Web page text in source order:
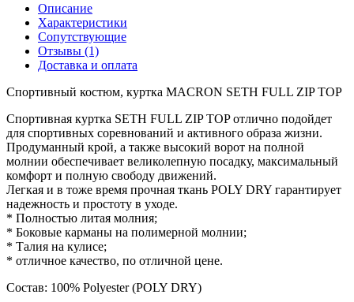
Описание
Характеристики
Сопутствующие
Отзывы (1)
Доставка и оплата
Спортивный костюм, куртка MACRON SETH FULL ZIP TOP
Спортивная куртка SETH FULL ZIP TOP отлично подойдет
для спортивных соревнований и активного образа жизни.
Продуманный крой, а также высокий ворот на полной
молнии обеспечивает великолепную посадку, максимальный
комфорт и полную свободу движений.
Легкая и в тоже время прочная ткань POLY DRY гарантирует
надежность и простоту в уходе.
* Полностью литая молния;
* Боковые карманы на полимерной молнии;
* Талия на кулисе;
* отличное качество, по отличной цене.
Состав: 100% Polyester (POLY DRY)